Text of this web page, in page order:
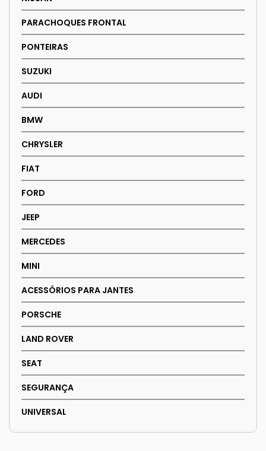
PARACHOQUES FRONTAL
PONTEIRAS
SUZUKI
AUDI
BMW
CHRYSLER
FIAT
FORD
JEEP
MERCEDES
MINI
ACESSÓRIOS PARA JANTES
PORSCHE
LAND ROVER
SEAT
SEGURANÇA
UNIVERSAL